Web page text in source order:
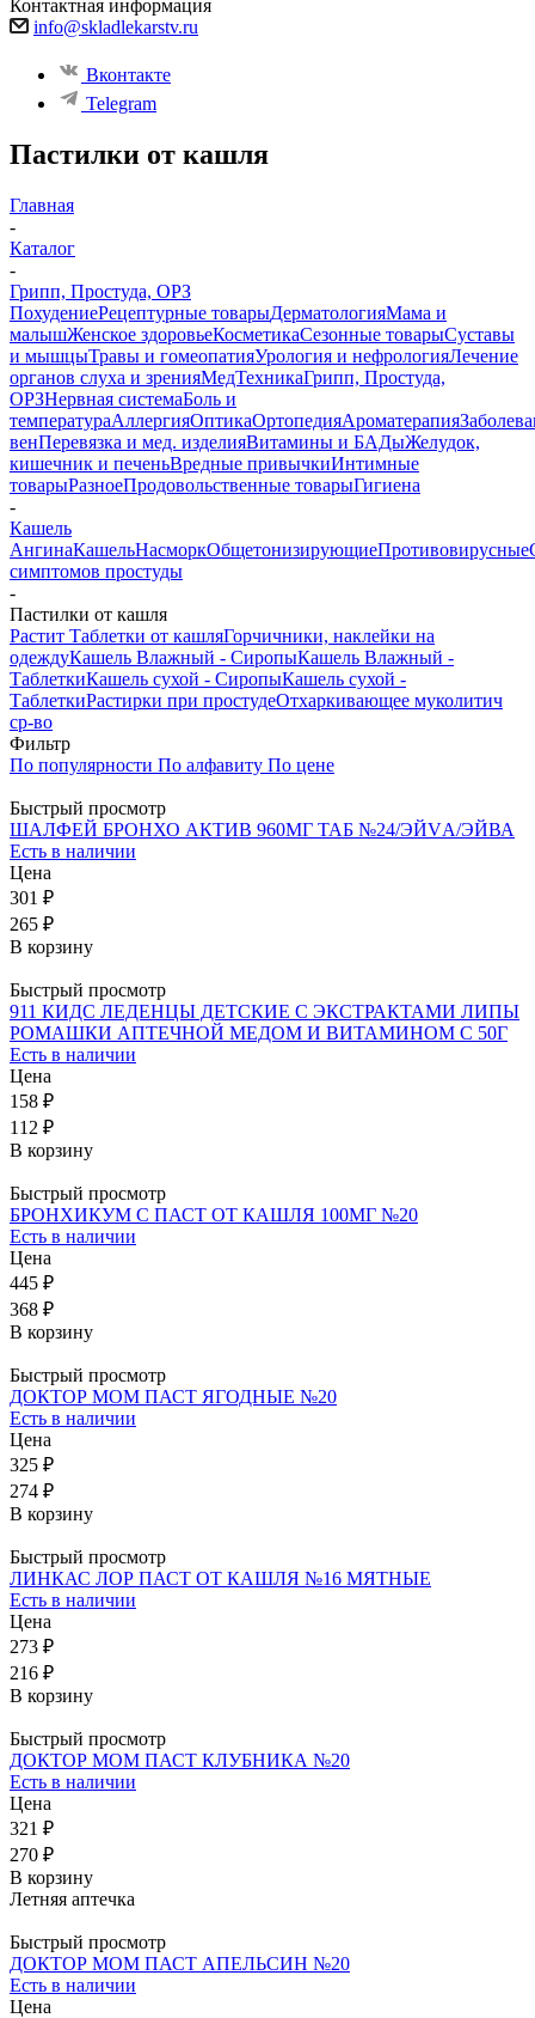
Контактная информация
info@skladlekarstv.ru
Вконтакте
Telegram
Пастилки от кашля
Главная
-
Каталог
-
Грипп, Простуда, ОРЗ
ПохудениеРецептурные товарыДерматологияМама и
малышЖенское здоровьеКосметикаСезонные товарыСуставы
и мышцыТравы и гомеопатияУрология и нефрологияЛечение
органов слуха и зренияМедТехникаГрипп, Простуда,
ОРЗНервная системаБоль и
температураАллергияОптикаОртопедияАроматерапия
венПеревязка и мед. изделияВитамины и БАДыЖелудок,
кишечник и печеньВредные привычкиИнтимные
товарыРазноеПродовольственные товарыГигиена
-
Кашель
АнгинаКашельНасморкОбщетонизирующиеПротивовирусные
симптомов простуды
-
Пастилки от кашля
Растит Таблетки от кашляГорчичники, наклейки на
одеждуКашель Влажный - СиропыКашель Влажный -
ТаблеткиКашель сухой - СиропыКашель сухой -
ТаблеткиРастирки при простудеОтхаркивающее муколитич
ср-во
Фильтр
По популярности По алфавиту По цене
Быстрый просмотр
ШАЛФЕЙ БРОНХО АКТИВ 960МГ ТАБ №24/ЭЙVА/ЭЙВА
Есть в наличии
Цена
301 ₽
265 ₽
В корзину
Быстрый просмотр
911 КИДС ЛЕДЕНЦЫ ДЕТСКИЕ С ЭКСТРАКТАМИ ЛИПЫ
РОМАШКИ АПТЕЧНОЙ МЕДОМ И ВИТАМИНОМ С 50Г
Есть в наличии
Цена
158 ₽
112 ₽
В корзину
Быстрый просмотр
БРОНХИКУМ С ПАСТ ОТ КАШЛЯ 100МГ №20
Есть в наличии
Цена
445 ₽
368 ₽
В корзину
Быстрый просмотр
ДОКТОР МОМ ПАСТ ЯГОДНЫЕ №20
Есть в наличии
Цена
325 ₽
274 ₽
В корзину
Быстрый просмотр
ЛИНКАС ЛОР ПАСТ ОТ КАШЛЯ №16 МЯТНЫЕ
Есть в наличии
Цена
273 ₽
216 ₽
В корзину
Быстрый просмотр
ДОКТОР МОМ ПАСТ КЛУБНИКА №20
Есть в наличии
Цена
321 ₽
270 ₽
В корзину
Летняя аптечка
Быстрый просмотр
ДОКТОР МОМ ПАСТ АПЕЛЬСИН №20
Есть в наличии
Цена